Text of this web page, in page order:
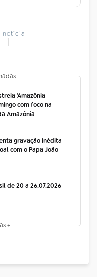
notícia
'Amazônia
com foco na
Amazônia
gravação inédita
com o Papa João
de 20 a 26.07.2026
+